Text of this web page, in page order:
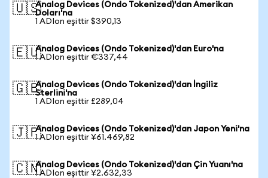
🇺🇸Analog Devices (Ondo Tokenized)'dan Amerikan
Doları'na
1 ADIon eşittir $390,13
🇪🇺Analog Devices (Ondo Tokenized)'dan Euro'na
1 ADIon eşittir €337,44
🇬🇧Analog Devices (Ondo Tokenized)'dan İngiliz
Sterlini'na
1 ADIon eşittir £289,04
🇯🇵Analog Devices (Ondo Tokenized)'dan Japon Yeni'na
1 ADIon eşittir ¥61.469,82
🇨🇳Analog Devices (Ondo Tokenized)'dan Çin Yuanı'na
1 ADIon eşittir ¥2.632,33